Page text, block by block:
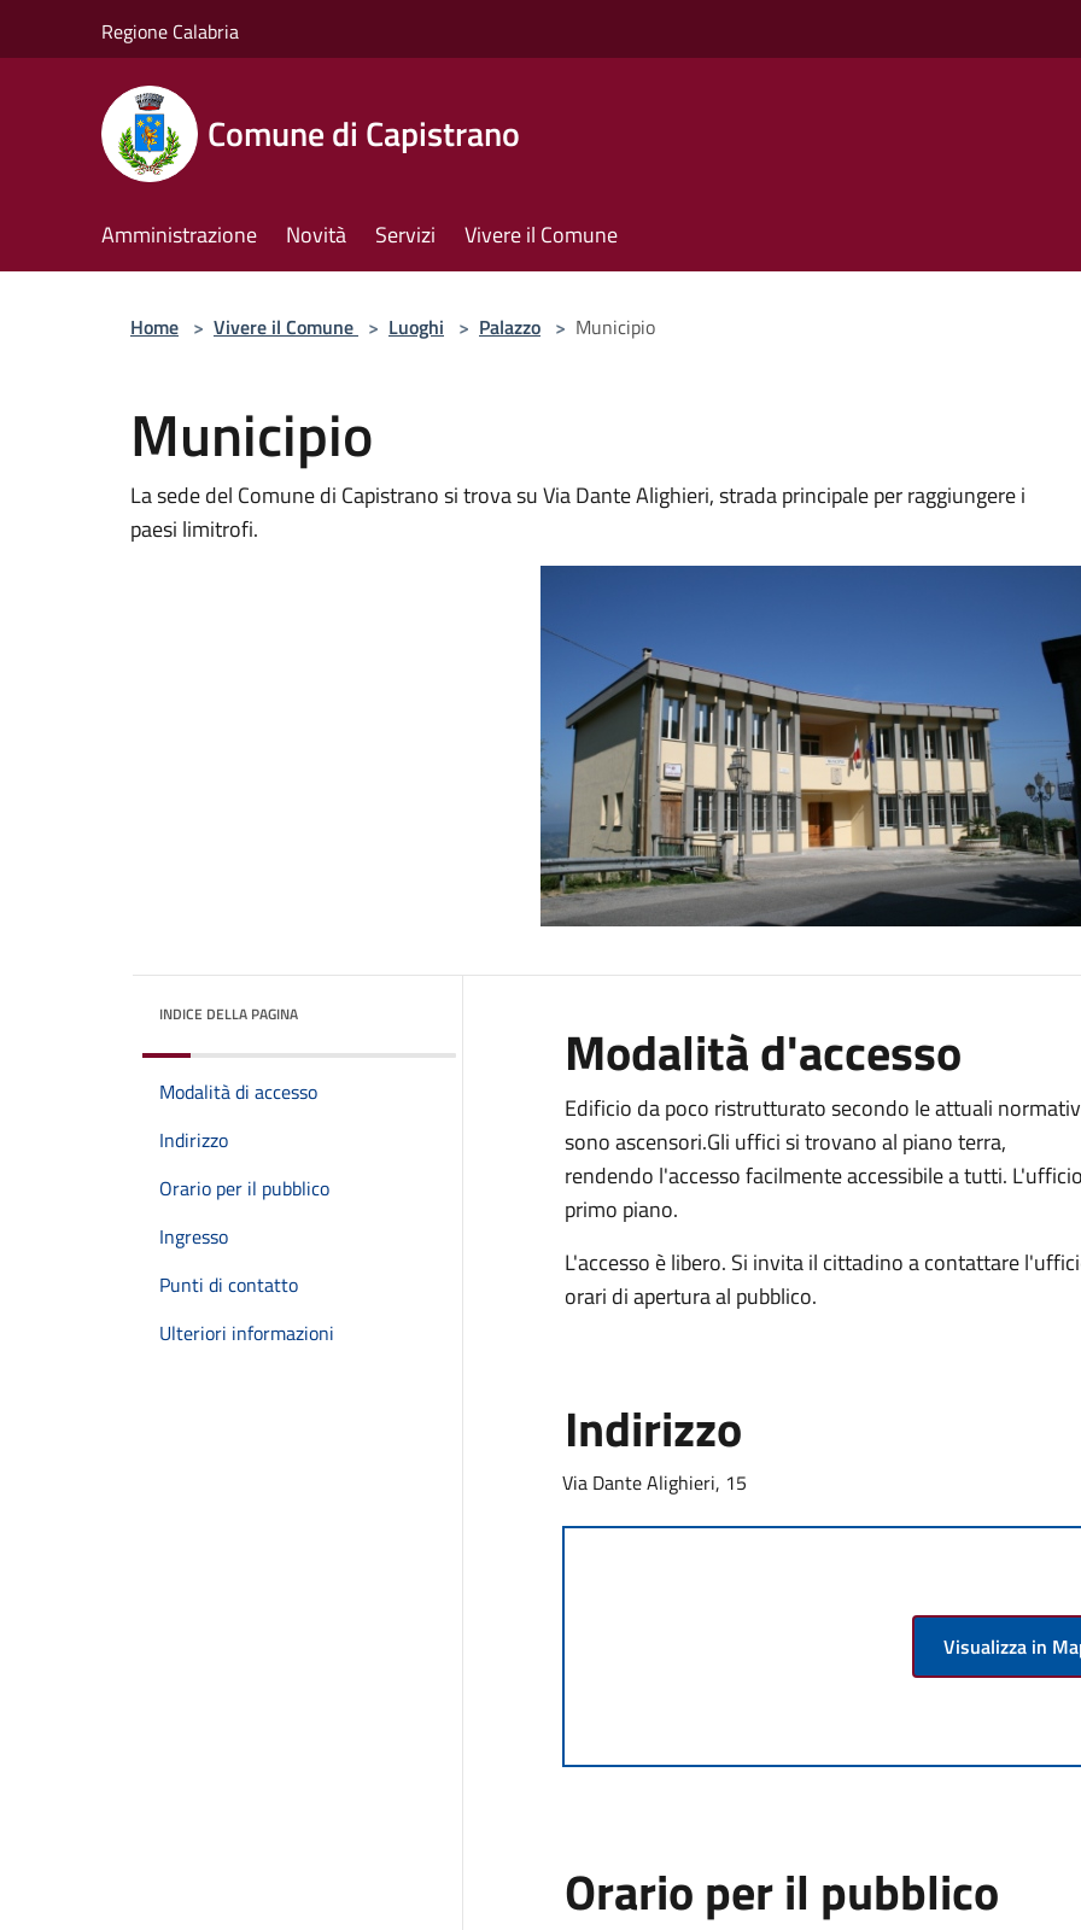
Regione Calabria
Comune di Capistrano
Amministrazione Novità Servizi Vivere il Comune
Home > Vivere il Comune > Luoghi > Palazzo > Municipio
Municipio
La sede del Comune di Capistrano si trova su Via Dante Alighieri, strada principale per raggiungere i
paesi limitrofi.
INDICE DELLA PAGINA
Modalità di accesso
Indirizzo
Orario per il pubblico
Ingresso
Punti di contatto
Ulteriori informazioni
Modalità d'accesso
Edificio da poco ristrutturato secondo le attuali
sono ascensori.Gli uffici si trovano al piano terra,
rendendo l'accesso facilmente accessibile a tutti.
primo piano.
L'accesso è libero. Si invita il cittadino a contattare
orari di apertura al pubblico.
Indirizzo
Via Dante Alighieri, 15
Visualizza in
Orario per il pubblico